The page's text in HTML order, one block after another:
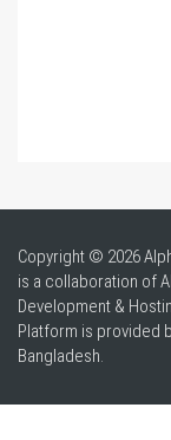
Copyright © 2026
is a collaboration of
Development &
Platform is provided
Bangladesh.